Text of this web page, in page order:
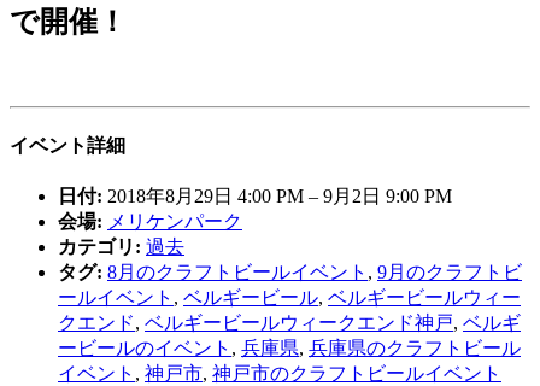
で開催！
イベント詳細
日付: 2018年8月29日 4:00 PM – 9月2日 9:00 PM
会場: メリケンパーク
カテゴリ: 過去
タグ: 8月のクラフトビールイベント , 9月のクラフトビ
ールイベント , ベルギービール, ベルギービールウィー
クエンド, ベルギービールウィークエンド神戸, ベルギ
ービールのイベント , 兵庫県, 兵庫県のクラフトビール
イベント , 神戸市, 神戸市のクラフトビールイベント